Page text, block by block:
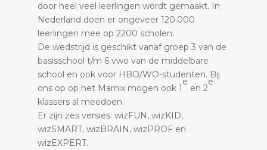
door heel veel leerlingen wordt gemaakt. In
Nederland doen er ongeveer 120.000
leerlingen mee op 2200 scholen.
De wedstrijd is geschikt vanaf groep 3 van de
basisschool t/m 6 vwo van de middelbare
school en ook voor HBO/WO-studenten. Bij
ons op op het Marnix mogen ook 1
e
en 2
e
klassers al meedoen.
Er zijn zes versies: wizFUN, wizKID,
wizSMART, wizBRAIN, wizPROF en
wizEXPERT.